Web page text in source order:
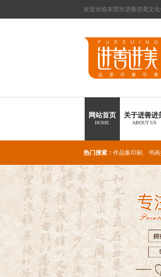
欢迎光临东莞市进善进美文化
网站首页
HOME
关于进善进
ABOUT US
热门搜索： 作品集印刷 、 书